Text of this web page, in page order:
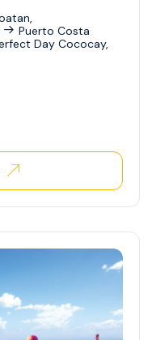
Puerto Costa
Day Cococay,